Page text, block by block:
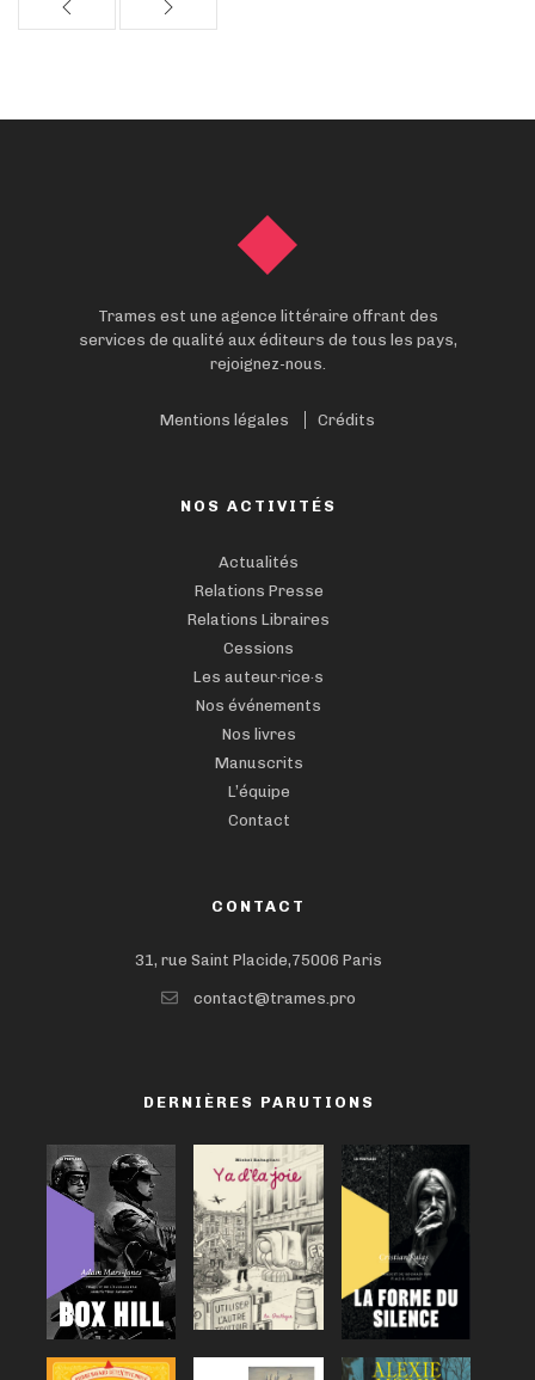
Trames est une agence littéraire offrant des
services de qualité aux éditeurs de tous les pays,
rejoignez-nous.
Mentions légales Crédits
NOS ACTIVITÉS
Actualités
Relations Presse
Relations Libraires
Cessions
Les auteur·rice·s
Nos événements
Nos livres
Manuscrits
L’équipe
Contact
CONTACT
31, rue Saint Placide,75006 Paris
contact@trames.pro
DERNIÈRES PARUTIONS